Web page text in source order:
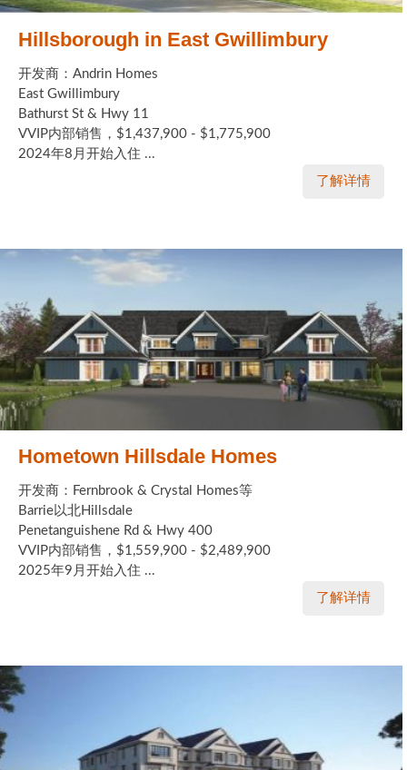
Hillsborough in East Gwillimbury
开发商：Andrin Homes
East Gwillimbury
Bathurst St & Hwy 11
VVIP内部销售，$1,437,900 - $1,775,900
2024年8月开始入住 ...
了解详情
Hometown Hillsdale Homes
开发商：Fernbrook & Crystal Homes等
Barrie以北Hillsdale
Penetanguishene Rd & Hwy 400
VVIP内部销售，$1,559,900 - $2,489,900
2025年9月开始入住 ...
了解详情